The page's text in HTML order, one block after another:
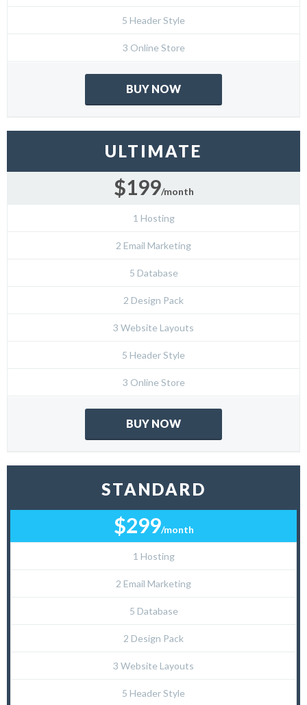
5 Header Style
3 Online Store
BUY NOW
ULTIMATE
$199/month
1 Hosting
2 Email Marketing
5 Database
2 Design Pack
3 Website Layouts
5 Header Style
3 Online Store
BUY NOW
STANDARD
$299/month
1 Hosting
2 Email Marketing
5 Database
2 Design Pack
3 Website Layouts
5 Header Style